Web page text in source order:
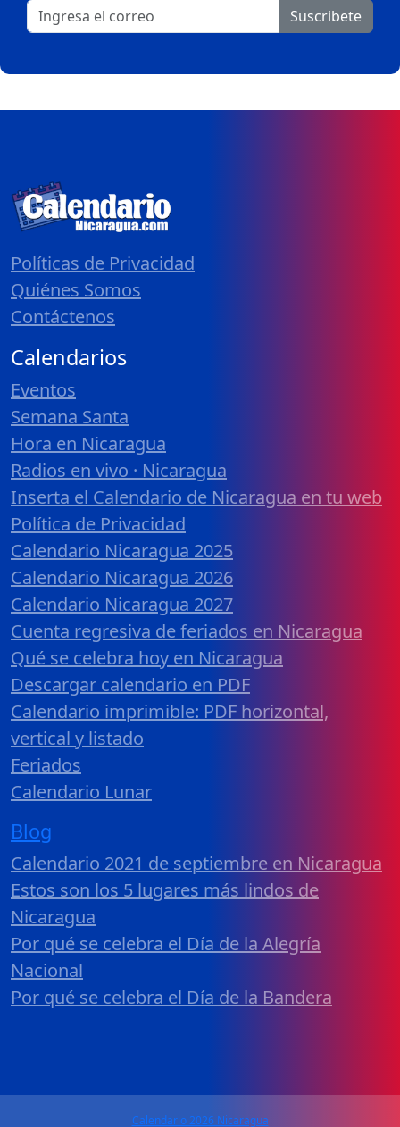
Suscribete
Políticas de Privacidad
Quiénes Somos
Contáctenos
Calendarios
Eventos
Semana Santa
Hora en Nicaragua
Radios en vivo · Nicaragua
Inserta el Calendario de Nicaragua en tu web
Política de Privacidad
Calendario Nicaragua 2025
Calendario Nicaragua 2026
Calendario Nicaragua 2027
Cuenta regresiva de feriados en Nicaragua
Qué se celebra hoy en Nicaragua
Descargar calendario en PDF
Calendario imprimible: PDF horizontal,
vertical y listado
Feriados
Calendario Lunar
Blog
Calendario 2021 de septiembre en Nicaragua
Estos son los 5 lugares más lindos de
Nicaragua
Por qué se celebra el Día de la Alegría
Nacional
Por qué se celebra el Día de la Bandera
Calendario 2026 Nicaragua